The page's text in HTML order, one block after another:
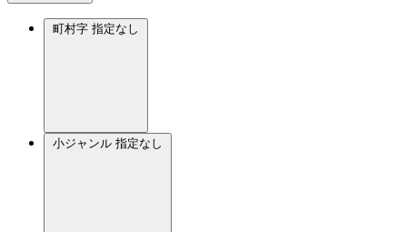
町村字 指定なし
小ジャンル 指定なし